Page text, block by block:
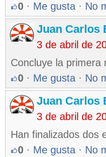
0 · Me gusta · No
Juan Carlos
3 de abril de
Concluye la primera
0 · Me gusta · No
Juan Carlos
3 de abril de
Han finalizados dos
0 · Me gusta · No